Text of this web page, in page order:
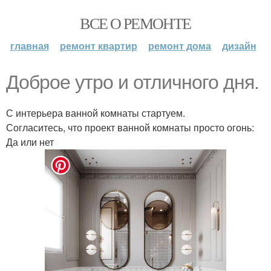
ВСЕ О РЕМОНТЕ
главная ремонт квартир ремонт дома дизайн
Доброе утро и отличного дня.
С интерьера ванной комнаты стартуем.
Согласитесь, что проект ванной комнаты просто огонь:
Да или нет